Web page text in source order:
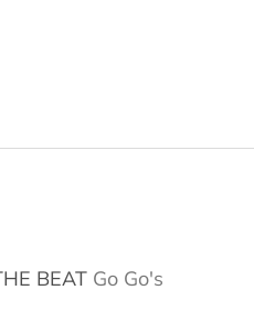
BEAT Go Go's
5 z 5 hvězdiček.